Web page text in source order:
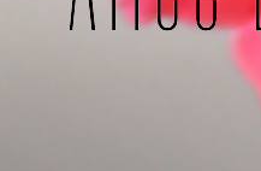
Les petits mots